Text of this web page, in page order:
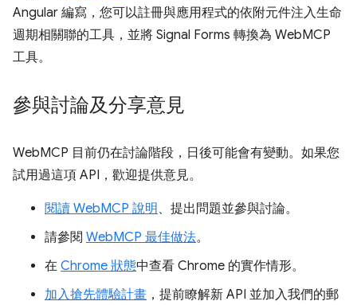
Angular 編寫，您可以註冊與應用程式的依附元件注入生命
週期相關聯的工具，並將 Signal Forms 轉換為 WebMCP
工具。
參與討論及分享意見
WebMCP 目前仍在討論階段，日後可能會有變動。如果您
試用過這項 API，歡迎提供意見。
閱讀 WebMCP 說明 、提出問題並參與討論。
請參閱 WebMCP 最佳做法。
在 Chrome 狀態中查看 Chrome 的實作情形。
加入搶先體驗計畫 ，提前瞭解新 API 並加入我們的郵